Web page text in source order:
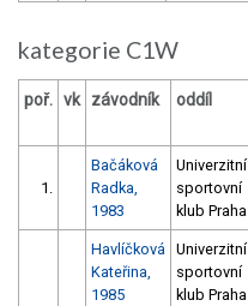
kategorie C1W
poř. vk závodník oddíl
1.
Bačáková
Radka,
1983
Univerzitní
sportovní
klub Praha
Havlíčková
Kateřina,
1985
Univerzitní
sportovní
klub Praha